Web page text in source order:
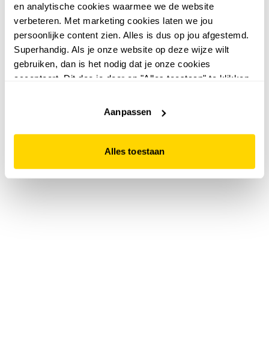
en analytische cookies waarmee we de website
verbeteren. Met marketing cookies laten we jou
persoonlijke content zien. Alles is dus op jou afgestemd.
Superhandig. Als je onze website op deze wijze wilt
gebruiken, dan is het nodig dat je onze cookies
accepteert. Dit doe je door op "Alles toestaan" te klikken.
website niet optimaal functioneert.
Aanpassen
Alles toestaan